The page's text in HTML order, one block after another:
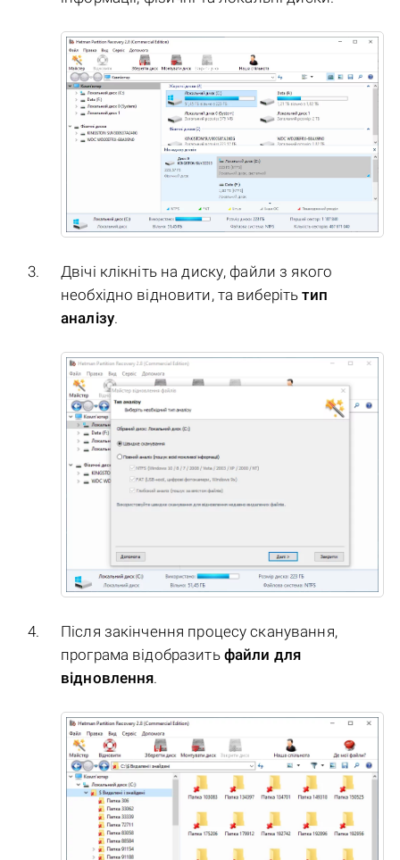
Двічі клікніть на диску, файли з якого
необхідно відновити, та виберітьтип
аналізу.
Після закінчення процесу сканування,
програма відобразить файли для
відновлення.